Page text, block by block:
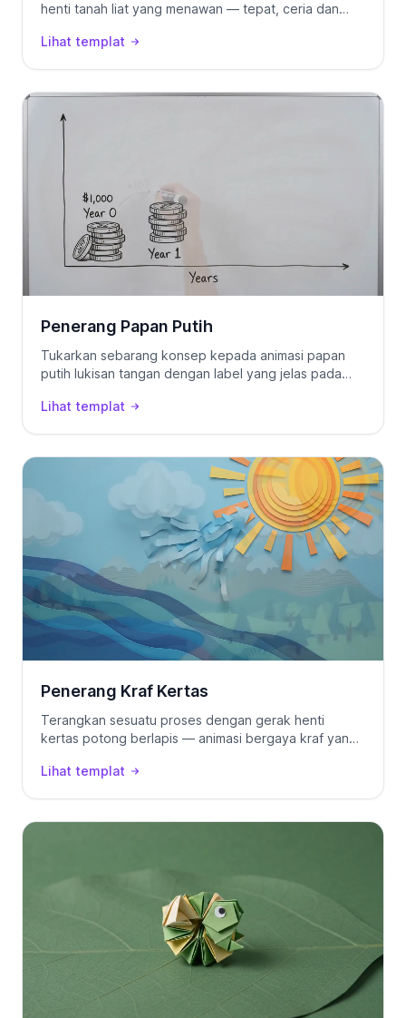
henti tanah liat yang menawan — tepat, ceria dan
Lihat templat
Penerang Papan Putih
Tukarkan sebarang konsep kepada animasi papan
putih lukisan tangan dengan label yang jelas pada
Lihat templat
Penerang Kraf Kertas
Terangkan sesuatu proses dengan gerak henti
kertas potong berlapis — animasi bergaya kraf yang
Lihat templat